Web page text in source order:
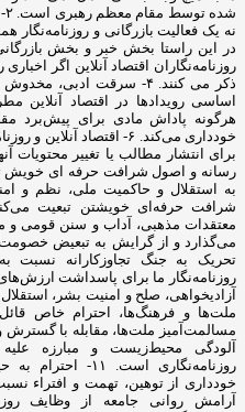
نه یک فعالیت بازرگانی و
روزنامه‌نگاران اقتصاد آنلاین اگر
ذکر می کنند. ۴- سرقت
هرگونه پاداش مادی برای پیش‌برد
خودداری می‌کند. ۶- اقتصاد
برای انتشار مطالب یا تغییر
به استقلال و حاکمیت ملی، نظم و
معتقدات مذهبی، آداب و سنن قومی و
می‌گذارد و از گرایش به تبعیض خصومت
روزنامه‌نگار ما برای پاسداشت
آزادیخواهی، صلح و امنیت بشر،
مسالمت‌آمیز ملت‌ها، مقابله با گسترش
آلودگی محیط‌زیست و مبارزه
روزنامه‌نگاری
خودداری از توهین، تهمت و افتراء